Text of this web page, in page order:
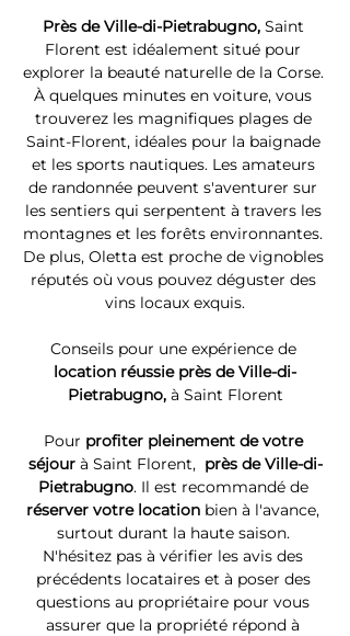
Près de Ville-di-Pietrabugno, Saint
Florent est idéalement situé pour
explorer la beauté naturelle de la Corse.
À quelques minutes en voiture, vous
trouverez les magnifiques plages de
Saint-Florent, idéales pour la baignade
et les sports nautiques. Les amateurs
de randonnée peuvent s'aventurer sur
les sentiers qui serpentent à travers les
montagnes et les forêts environnantes.
De plus, Oletta est proche de vignobles
réputés où vous pouvez déguster des
vins locaux exquis.
Conseils pour une expérience de
location réussie près de Ville-di-
Pietrabugno, à Saint Florent
Pour profiter pleinement de votre
séjour à Saint Florent, près de Ville-di-
Pietrabugno. Il est recommandé de
réserver votre location bien à l'avance,
surtout durant la haute saison.
N'hésitez pas à vérifier les avis des
précédents locataires et à poser des
questions au propriétaire pour vous
assurer que la propriété répond à